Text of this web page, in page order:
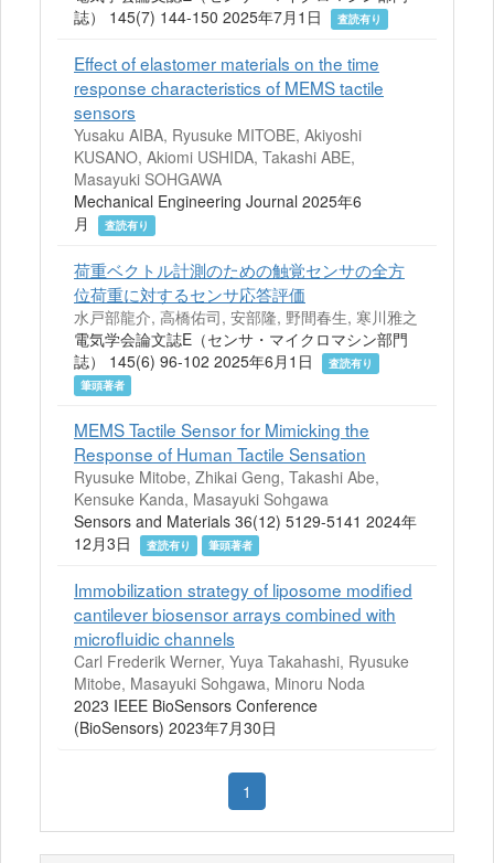
誌） 145(7) 144-150 2025年7月1日
査読有り
Effect of elastomer materials on the time
response characteristics of MEMS tactile
sensors
Yusaku AIBA, Ryusuke MITOBE, Akiyoshi
KUSANO, Akiomi USHIDA, Takashi ABE,
Masayuki SOHGAWA
Mechanical Engineering Journal 2025年6
月
査読有り
荷重ベクトル計測のための触覚センサの全方
位荷重に対するセンサ応答評価
水戸部龍介, 高橋佑司, 安部隆, 野間春生, 寒川雅之
電気学会論文誌E（センサ・マイクロマシン部門
誌） 145(6) 96-102 2025年6月1日
査読有り
筆頭著者
MEMS Tactile Sensor for Mimicking the
Response of Human Tactile Sensation
Ryusuke Mitobe, Zhikai Geng, Takashi Abe,
Kensuke Kanda, Masayuki Sohgawa
Sensors and Materials 36(12) 5129-5141 2024年
12月3日
査読有り 筆頭著者
Immobilization strategy of liposome modified
cantilever biosensor arrays combined with
microfluidic channels
Carl Frederik Werner, Yuya Takahashi, Ryusuke
Mitobe, Masayuki Sohgawa, Minoru Noda
2023 IEEE BioSensors Conference
(BioSensors) 2023年7月30日
1